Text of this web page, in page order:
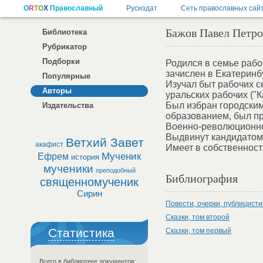
Библиотека
Рубрикатор
Подборки
Популярные
Авторы
Издательства
акафист Ветхий Завет
Ефрем история Мученик
мученики преподобный
священномученик
Сирин
Статистика
Всего в библиотеке документов:
Бажов Павел
Родился в семье
зачислен в
Изучал быт рабочих
уральских рабочих
Был избран
образованием, был
Военно-
Выдвинут
Имеет в
Библиография
Повести, очерки,
Сказки, том второй
Сказки, том первый